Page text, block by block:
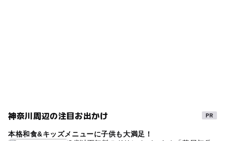
神奈川周辺の注目お出かけ
本格和食&キッズメニューに子供も大満足！